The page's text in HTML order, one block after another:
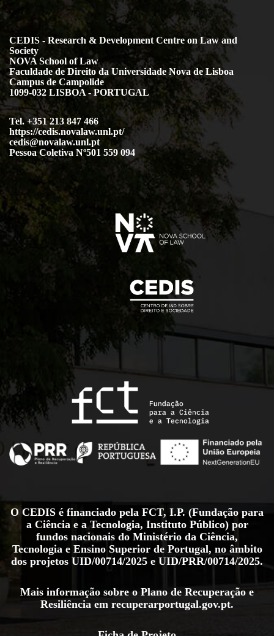
CEDIS - Research & Development Centre on Law and
Society
NOVA School of Law
Faculdade de Direito da Universidade Nova de Lisboa
Campus de Campolide
1099-032 LISBOA - PORTUGAL
Tel. +351 213 847 466
https://cedis.novalaw.unl.pt/
cedis@novalaw.unl.pt
Pessoa Coletiva Nº501 559 094
O CEDIS é financiado pela FCT, I.P. (Fundação para
a Ciência e a Tecnologia, Instituto Público) por
fundos nacionais do Ministério da Ciência,
Tecnologia e Ensino Superior de Portugal, no âmbito
dos projetos UID/00714/2025 e UID/PRR/00714/2025.
Mais informação sobre o Plano de Recuperação e
Resiliência em recuperarportugal.gov.pt.